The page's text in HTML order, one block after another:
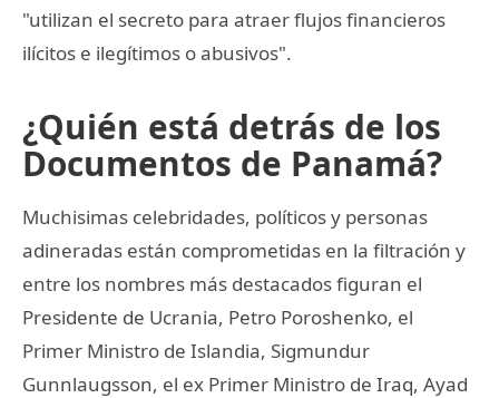
"utilizan el secreto para atraer flujos financieros
ilícitos e ilegítimos o abusivos".
¿Quién está detrás de los
Documentos de Panamá?
Muchisimas celebridades, políticos y personas
adineradas están comprometidas en la filtración y
entre los nombres más destacados figuran el
Presidente de Ucrania, Petro Poroshenko, el
Primer Ministro de Islandia, Sigmundur
Gunnlaugsson, el ex Primer Ministro de Iraq, Ayad